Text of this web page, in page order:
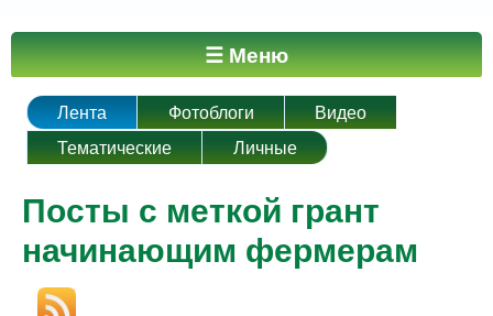
Главное меню ☰ Меню
Лента Фотоблоги
Видео
Тематические
Личные
Посты с меткой грант
начинающим фермерам